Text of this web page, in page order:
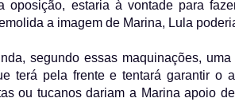
oposição, estaria à vontade para
a imagem de Marina, Lula
segundo essas maquinações,
terá pela frente e tentará garantir o
ou tucanos dariam a Marina apoio